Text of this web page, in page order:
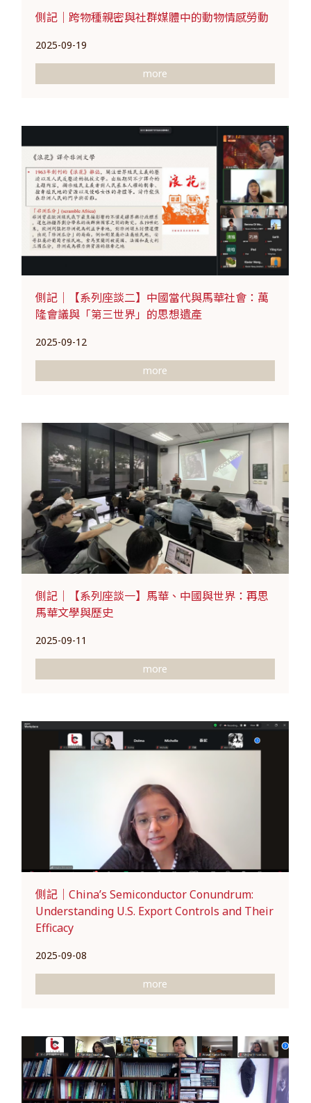
側記｜跨物種親密與社群媒體中的動物情感勞動
2025-09-19
more
側記｜【系列座談二】中國當代與馬華社會：萬
隆會議與「第三世界」的思想遺產
2025-09-12
more
側記｜【系列座談一】馬華、中國與世界：再思
馬華文學與歷史
2025-09-11
more
側記｜China’s Semiconductor Conundrum:
Understanding U.S. Export Controls and Their
Efficacy
2025-09-08
more